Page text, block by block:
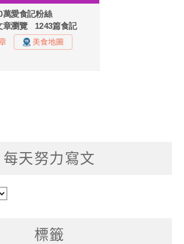
每天努力寫文
標籤